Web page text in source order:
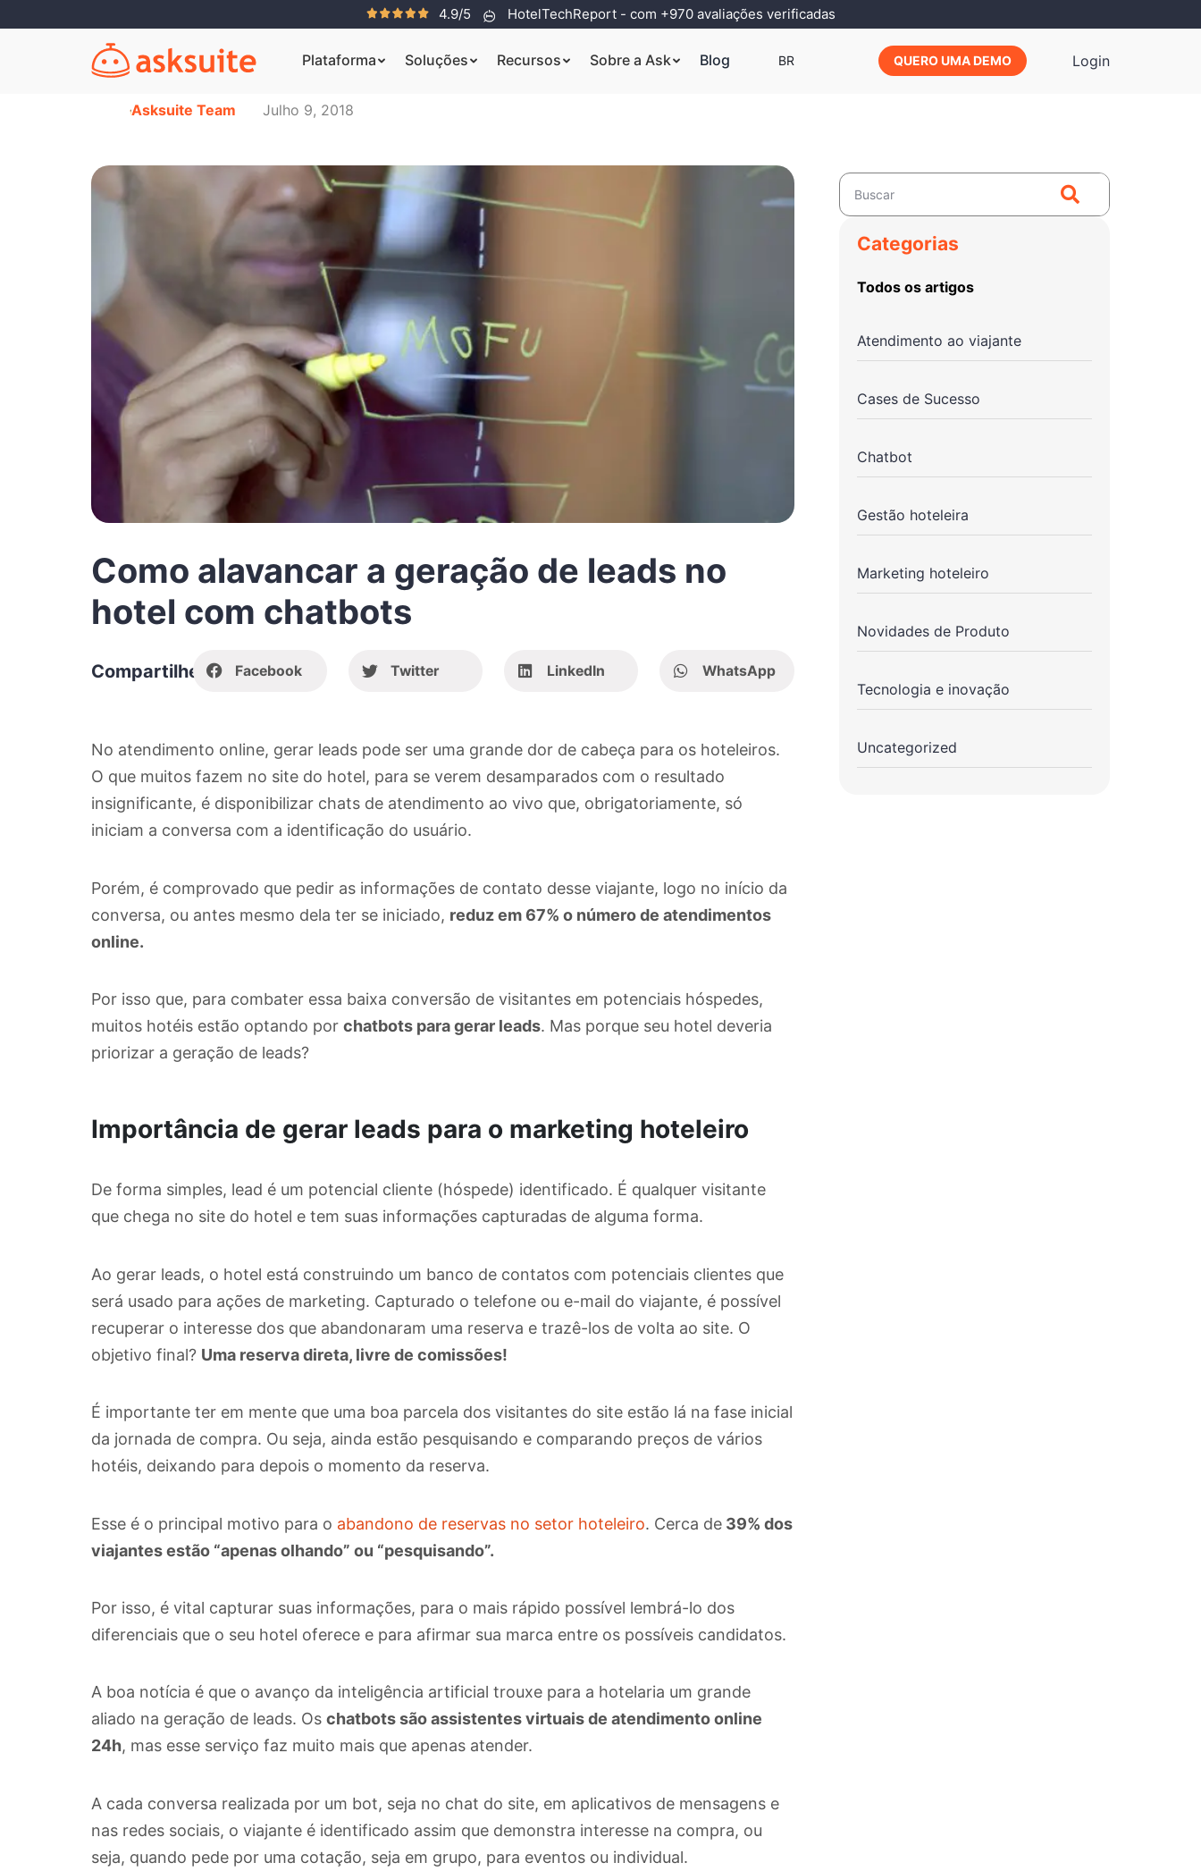
4.9/5 HotelTechReport - com +970 avaliações verificadas
Plataforma Soluções Recursos Sobre a Ask Blog BR QUERO UMA DEMO Login
Asksuite Team Julho 9, 2018
Como alavancar a geração de leads no
hotel com chatbots
Compartilhe Facebook Twitter LinkedIn WhatsApp
No atendimento online, gerar leads pode ser uma grande dor de cabeça para os hoteleiros.
O que muitos fazem no site do hotel, para se verem desamparados com o resultado
insignificante, é disponibilizar chats de atendimento ao vivo que, obrigatoriamente, só
iniciam a conversa com a identificação do usuário.
Porém, é comprovado que pedir as informações de contato desse viajante, logo no início da
conversa, ou antes mesmo dela ter se iniciado, reduz em 67% o número de atendimentos
online.
Por isso que, para combater essa baixa conversão de visitantes em potenciais hóspedes,
muitos hotéis estão optando por chatbots para gerar leads. Mas porque seu hotel deveria
priorizar a geração de leads?
Importância de gerar leads para o marketing hoteleiro
De forma simples, lead é um potencial cliente (hóspede) identificado. É qualquer visitante
que chega no site do hotel e tem suas informações capturadas de alguma forma.
Ao gerar leads, o hotel está construindo um banco de contatos com potenciais clientes que
será usado para ações de marketing. Capturado o telefone ou e-mail do viajante, é possível
recuperar o interesse dos que abandonaram uma reserva e trazê-los de volta ao site. O
objetivo final? Uma reserva direta, livre de comissões!
É importante ter em mente que uma boa parcela dos visitantes do site estão lá na fase inicial
da jornada de compra. Ou seja, ainda estão pesquisando e comparando preços de vários
hotéis, deixando para depois o momento da reserva.
Esse é o principal motivo para o abandono de reservas no setor hoteleiro. Cerca de 39% dos
viajantes estão “apenas olhando” ou “pesquisando”.
Por isso, é vital capturar suas informações, para o mais rápido possível lembrá-lo dos
diferenciais que o seu hotel oferece e para afirmar sua marca entre os possíveis candidatos.
A boa notícia é que o avanço da inteligência artificial trouxe para a hotelaria um grande
aliado na geração de leads. Os chatbots são assistentes virtuais de atendimento online
24h, mas esse serviço faz muito mais que apenas atender.
A cada conversa realizada por um bot, seja no chat do site, em aplicativos de mensagens e
nas redes sociais, o viajante é identificado assim que demonstra interesse na compra, ou
seja, quando pede por uma cotação, seja em grupo, para eventos ou individual.
Categorias
Todos os artigos
Atendimento ao viajante
Cases de Sucesso
Chatbot
Gestão hoteleira
Marketing hoteleiro
Novidades de Produto
Tecnologia e inovação
Uncategorized